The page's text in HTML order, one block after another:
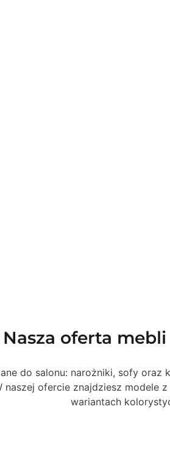
Nasza oferta
do salonu: narożniki, sofy
naszej ofercie znajdziesz modele
wariantach